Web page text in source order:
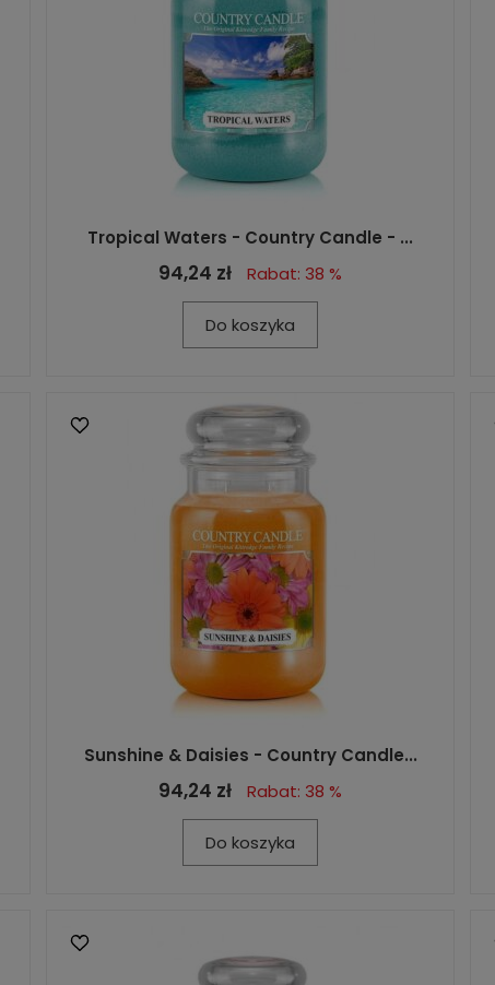
Tropical Waters - Country Candle - ...
94,24 zł Rabat: 38 %
Do koszyka
Sunshine & Daisies - Country Candle...
94,24 zł Rabat: 38 %
Do koszyka